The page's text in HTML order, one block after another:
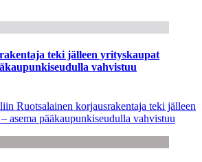
teki jälleen yrityskaupat
vahvistuu
Ruotsalainen korjausrakentaja teki jälleen
asema pääkaupunkiseudulla vahvistuu